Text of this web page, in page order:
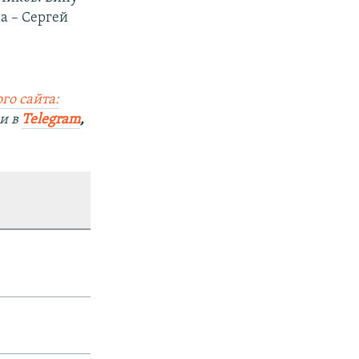
– Сергей
сайта:
в Telegram,